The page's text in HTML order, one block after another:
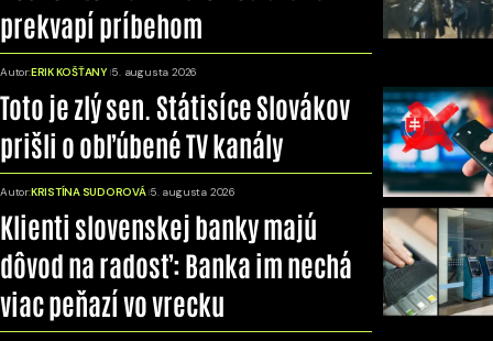
prekvapí príbehom
Autor:ERIK KOŠŤANY 5. augusta 2026
Toto je zlý sen. Státisíce Slovákov
prišli o obľúbené TV kanály
Autor:KRISTÍNA SUDOROVÁ 5. augusta 2026
Klienti slovenskej banky majú
dôvod na radosť: Banka im nechá
viac peňazí vo vrecku